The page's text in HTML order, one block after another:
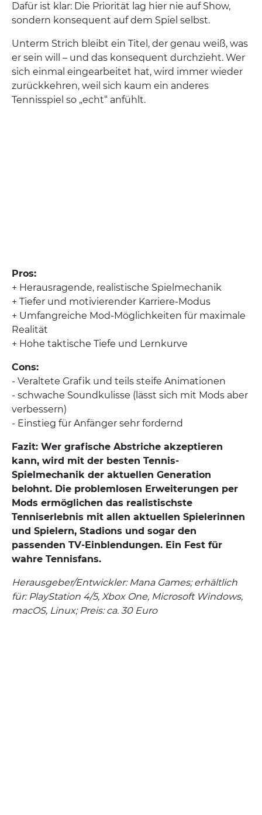
Dafür ist klar: Die Priorität lag hier nie auf Show,
sondern konsequent auf dem Spiel selbst.
Unterm Strich bleibt ein Titel, der genau weiß, was
er sein will – und das konsequent durchzieht. Wer
sich einmal eingearbeitet hat, wird immer wieder
zurückkehren, weil sich kaum ein anderes
Tennisspiel so „echt“ anfühlt.
Pros:
+ Herausragende, realistische Spielmechanik
+ Tiefer und motivierender Karriere-Modus
+ Umfangreiche Mod-Möglichkeiten für maximale
Realität
+ Hohe taktische Tiefe und Lernkurve
Cons:
- Veraltete Grafik und teils steife Animationen
- schwache Soundkulisse (lässt sich mit Mods aber
verbessern)
- Einstieg für Anfänger sehr fordernd
Fazit: Wer grafische Abstriche akzeptieren
kann, wird mit der besten Tennis-
Spielmechanik der aktuellen Generation
belohnt. Die problemlosen Erweiterungen per
Mods ermöglichen das realistischste
Tenniserlebnis mit allen aktuellen Spielerinnen
und Spielern, Stadions und sogar den
passenden TV-Einblendungen. Ein Fest für
wahre Tennisfans.
Herausgeber/Entwickler: Mana Games; erhältlich
für: PlayStation 4/5, Xbox One, Microsoft Windows,
macOS, Linux; Preis: ca. 30 Euro